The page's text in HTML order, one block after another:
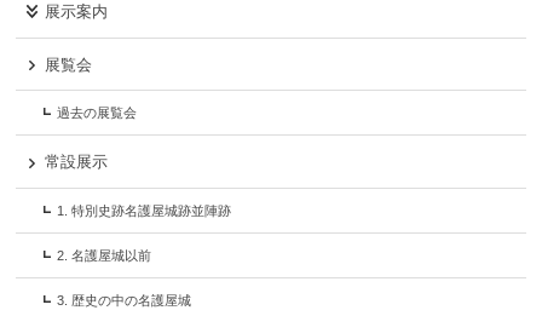
展示案内
展覧会
過去の展覧会
常設展示
1. 特別史跡名護屋城跡並陣跡
2. 名護屋城以前
3. 歴史の中の名護屋城